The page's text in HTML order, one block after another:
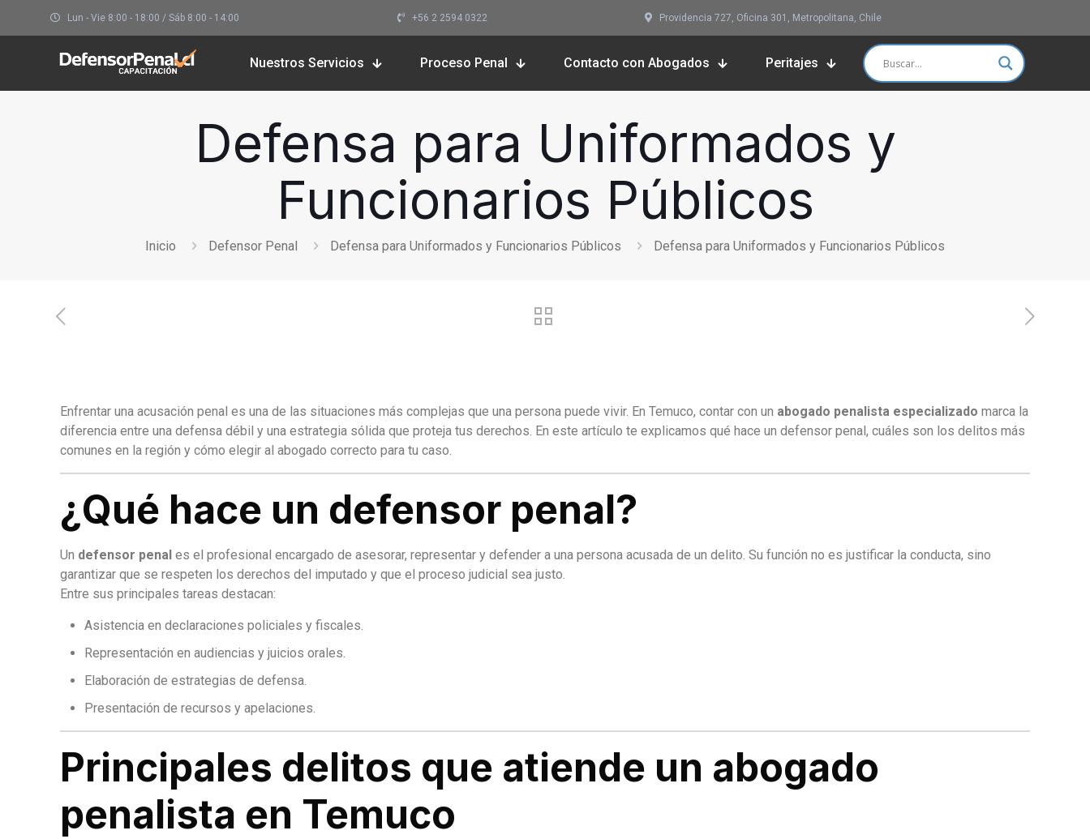
Lun - Vie 8:00 - 18:00 / Sáb 8:00 - 14:00 +56 2 2594 0322 Providencia 727, Oficina 301, Metropolitana, Chile
Nuestros Servicios Proceso Penal Contacto con Abogados Peritajes
Defensa para Uniformados y
Funcionarios Públicos
Inicio Defensor Penal Defensa para Uniformados y Funcionarios Públicos Defensa para Uniformados y Funcionarios Públicos
Enfrentar una acusación penal es una de las situaciones más complejas que una persona puede vivir. En Temuco, contar con un abogado penalista especializado marca la
diferencia entre una defensa débil y una estrategia sólida que proteja tus derechos. En este artículo te explicamos qué hace un defensor penal, cuáles son los delitos más
comunes en la región y cómo elegir al abogado correcto para tu caso.
¿Qué hace un defensor penal?
Un defensor penal es el profesional encargado de asesorar, representar y defender a una persona acusada de un delito. Su función no es justificar la conducta, sino
garantizar que se respeten los derechos del imputado y que el proceso judicial sea justo.
Entre sus principales tareas destacan:
Asistencia en declaraciones policiales y fiscales.
Representación en audiencias y juicios orales.
Elaboración de estrategias de defensa.
Presentación de recursos y apelaciones.
Principales delitos que atiende un abogado
penalista en Temuco